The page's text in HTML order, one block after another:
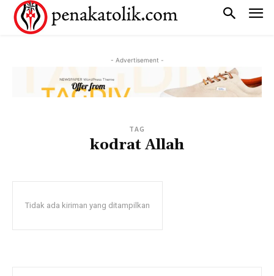
- Advertisement -
TAG
kodrat Allah
Tidak ada kiriman yang ditampilkan